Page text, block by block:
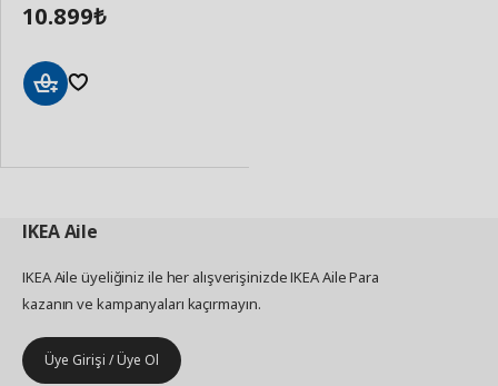
10.899₺
IKEAAile
IKEA Aile üyeliğiniz ile her alışverişinizde IKEA Aile Para
kazanın ve kampanyaları kaçırmayın.
Üye Girişi / Üye Ol